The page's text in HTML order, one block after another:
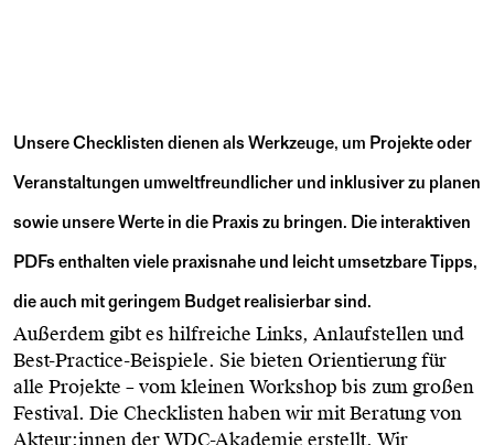
Unsere Checklisten dienen als Werkzeuge, um Projekte oder
Veranstaltungen umweltfreundlicher und inklusiver zu planen
sowie unsere Werte in die Praxis zu bringen. Die interaktiven
PDFs enthalten viele praxisnahe und leicht umsetzbare Tipps,
die auch mit geringem Budget realisierbar sind.
Außerdem gibt es hilfreiche Links, Anlaufstellen und
Best-Practice-Beispiele. Sie bieten Orientierung für
alle Projekte – vom kleinen Workshop bis zum großen
Festival. Die Checklisten haben wir mit Beratung von
Akteur:innen derWDC-Akademie erstellt. Wir